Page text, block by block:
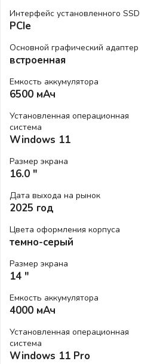
Интерфейс установленного SSD
PCIe
Основной графический адаптер
встроенная
Емкость аккумулятора
6500 мАч
Установленная операционная
система
Windows 11
Размер экрана
16.0 "
Дата выхода на рынок
2025 год
Цвета оформления корпуса
темно-серый
Размер экрана
14 "
Емкость аккумулятора
4000 мАч
Установленная операционная
система
Windows 11 Pro